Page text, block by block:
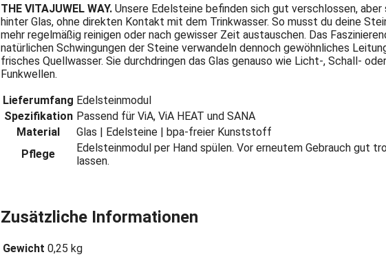
THE VITAJUWEL WAY. Unsere Edelsteine befinden sich gut verschlossen, aber
hinter Glas, ohne direkten Kontakt mit dem Trinkwasser. So musst du deine
mehr regelmäßig reinigen oder nach gewisser Zeit austauschen. Das
natürlichen Schwingungen der Steine verwandeln dennoch gewöhnliches
frisches Quellwasser. Sie durchdringen das Glas genauso wie Licht-, Schall- oder
Funkwellen.
Lieferumfang Edelsteinmodul
Spezifikation Passend für ViA, ViA HEAT und SANA
Material
Glas | Edelsteine | bpa-freier Kunststoff
Pflege
Edelsteinmodul per Hand spülen. Vor erneutem Gebrauch gut
lassen.
Zusätzliche Informationen
Gewicht 0,25 kg